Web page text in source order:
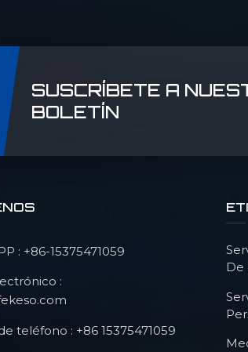
de
para la
petrolera y
para
de estructura
SUSCRÍBETE A
BOLETÍN
: +86-15375471059
:
teléfono : +86 15375471059
De